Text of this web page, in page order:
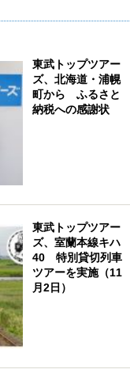
東武トップツアー
ズ、北海道・浦幌
町から ふるさと
納税への感謝状
東武トップツアー
ズ、室蘭本線キハ
40 特別貸切列車
ツアーを実施（11
月2日）